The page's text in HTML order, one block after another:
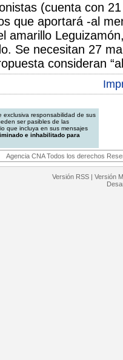
(cuenta con
que aportará -al
amarillo
Se necesitan 27
consideran
exclusiva responsabilidad de sus
ser pasibles de las
que incluya en sus mensajes
e inhabilitado para
Agencia CNA Todos los derechos
Versión RSS| Versión